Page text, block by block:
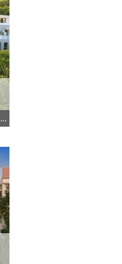
Droit commun, Résidence Principale, JEANBRUN, Meublé non géré